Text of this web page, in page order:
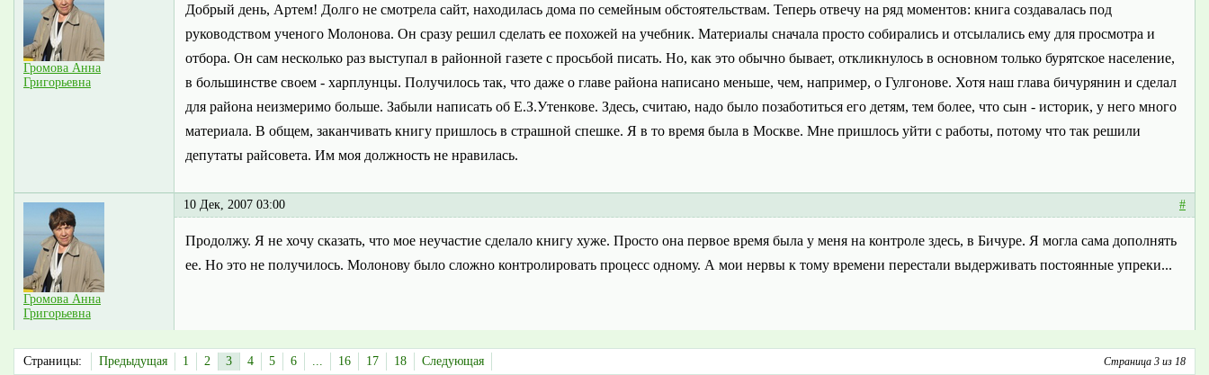
Громова Анна
Григорьевна
Добрый день, Артем! Долго не смотрела сайт, находилась дома по семейным обстоятельствам. Теперь отвечу на ряд моментов: книга создавалась под
руководством ученого Молонова. Он сразу решил сделать ее похожей на учебник. Материалы сначала просто собирались и отсылались ему для просмотра и
отбора. Он сам несколько раз выступал в районной газете с просьбой писать. Но, как это обычно бывает, откликнулось в основном только бурятское население,
в большинстве своем - харплунцы. Получилось так, что даже о главе района написано меньше, чем, например, о Гулгонове. Хотя наш глава бичурянин и сделал
для района неизмеримо больше. Забыли написать об Е.З.Утенкове. Здесь, считаю, надо было позаботиться его детям, тем более, что сын - историк, у него много
материала. В общем, заканчивать книгу пришлось в страшной спешке. Я в то время была в Москве. Мне пришлось уйти с работы, потому что так решили
депутаты райсовета. Им моя должность не нравилась.
Громова Анна
Григорьевна
10 Дек, 2007 03:00 #
Продолжу. Я не хочу сказать, что мое неучастие сделало книгу хуже. Просто она первое время была у меня на контроле здесь, в Бичуре. Я могла сама дополнять
ее. Но это не получилось. Молонову было сложно контролировать процесс одному. А мои нервы к тому времени перестали выдерживать постоянные упреки...
Страница 3 из 18
Страницы: Предыдущая 1 2 3 4 5 6 16 17 18 Следующая